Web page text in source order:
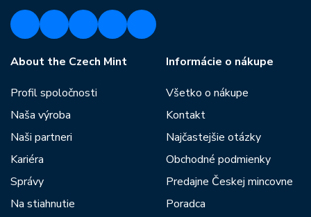
About the Czech Mint
Profil spoločnosti
Naša výroba
Naši partneri
Kariéra
Správy
Na stiahnutie
Informácie o nákupe
Všetko o nákupe
Kontakt
Najčastejšie otázky
Obchodné podmienky
Predajne Českej mincovne
Poradca